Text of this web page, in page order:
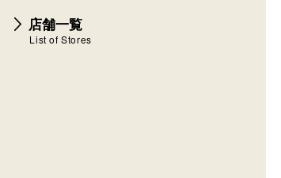
店舗一覧
List of Stores